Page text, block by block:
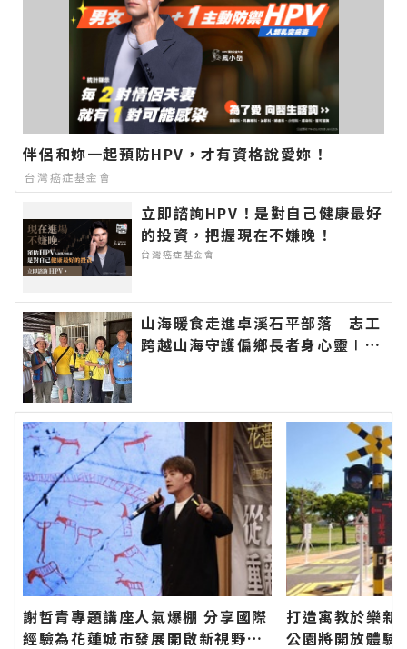
伴侶和妳一起預防HPV，才有資格說愛妳！
台灣癌症基金會
立即諮詢HPV！是對自己健康最好
的投資，把握現在不嫌晚！
台灣癌症基金會
山海暖食走進卓溪石平部落 志工
跨越山海守護偏鄉長者身心靈∣花
訊！
謝哲青專題講座人氣爆棚 分享國際
經驗為花蓮城市發展開啟新視野∣
打造寓教於樂新
公園將開放體